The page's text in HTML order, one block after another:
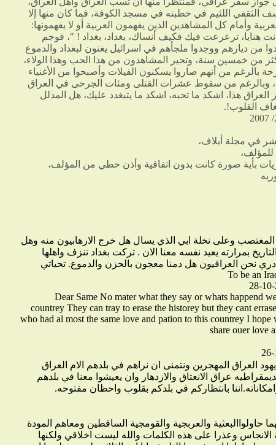
الثقفي اللئيم في خطبته في مسجد الكوفة، فما كان منها إلا
وأمام كل المشاهدين الذين يفهمون العربية أو لا يفهمونها:
أنت هنايا، ترعرعت فيك فكيف أنساك، بغداد، بغداد ! "، فوجم
من ديارهم ووجدوا ملجأهم في اسرائيل يغنون لبغداد والدموع
من خمسين سنة، وتحير المشاهدون من هذا الحب وهذا الولاء،
بالرغم من أنهم صاروا يسكنون الفيلات وأصبحوا من الأغنياء
وبالرغم من سقوط عشرات القتلى ومئات الجرحى في العراق
هذا، اشكد ما تحبه، اشكد ما يتبغدد عليك، هل المدلل
القلوب!.
في مجلة أيلاف،
بأية صورة كانت بدون اتفاقية وأذن خطي من المؤلف،
المغتصب وعلى نخلة ابي الذي يسال هل خرج الارهابيون منه وهل
بمرارته يعيد نفسه معنا الان . تركت بغداد تنزف واهلها
نحن العراقيون هل دمنا معجون بالحزن والدموع. تحياتي
28-
Dear Same No mater what they say or whats happend
countrey They can tray to erase the historey but they cant
who had al most the same love and pation to this countrey I hope
share ouer love
العراق المهجرين ونتمنى ان نراهم في بلدهم الام العراق
عراق الانعتاق والازدهار وان يعيشوا معنا في بلدهم
بانتظاركم في بلدكم بقلوب واحظان مفتوحه.
حاولواالبعثية والعربجية والقومجية الساقطين ومعاهم المودة
الانجاس وعذرا على هذه الكلمات والله ليست اخلاقي ولكنها